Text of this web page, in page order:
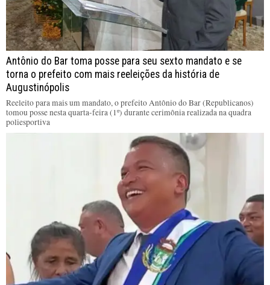
Antônio do Bar toma posse para seu sexto mandato e se
torna o prefeito com mais reeleições da história de
Augustinópolis
Reeleito para mais um mandato, o prefeito Antônio do Bar (Republicanos)
tomou posse nesta quarta-feira (1º) durante cerimônia realizada na quadra
poliesportiva